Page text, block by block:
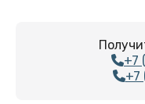
+7
+7